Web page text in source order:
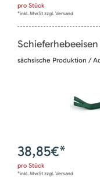
pro Stück
*inkl. MwSt zzgl. Versand
sächsische Produktion /
38,85€*
pro Stück
*inkl. MwSt zzgl. Versand